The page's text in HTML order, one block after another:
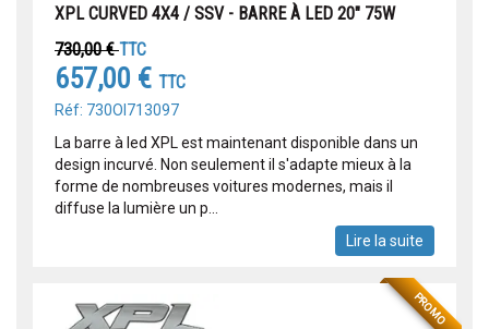
XPL CURVED 4X4 / SSV - BARRE À LED 20" 75W
730,00 €TTC
657,00 € TTC
Réf: 730OI713097
La barre à led XPL est maintenant disponible dans un
design incurvé. Non seulement il s'adapte mieux à la
forme de nombreuses voitures modernes, mais il
diffuse la lumière un p...
Lire la suite
PROMO